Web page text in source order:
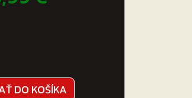
DO KOŠÍKA